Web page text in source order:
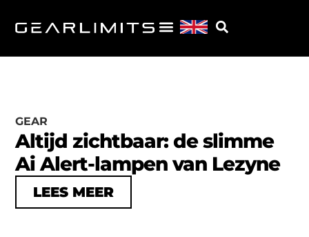
GEAR
Altijd zichtbaar: de slimme
Ai Alert-lampen van Lezyne
LEES MEER